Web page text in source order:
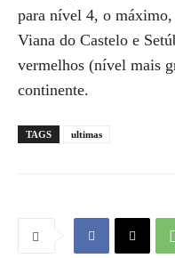
para nível 4, o
Viana do Castelo e
vermelhos (nível mais
continente.
TAGS ultimas